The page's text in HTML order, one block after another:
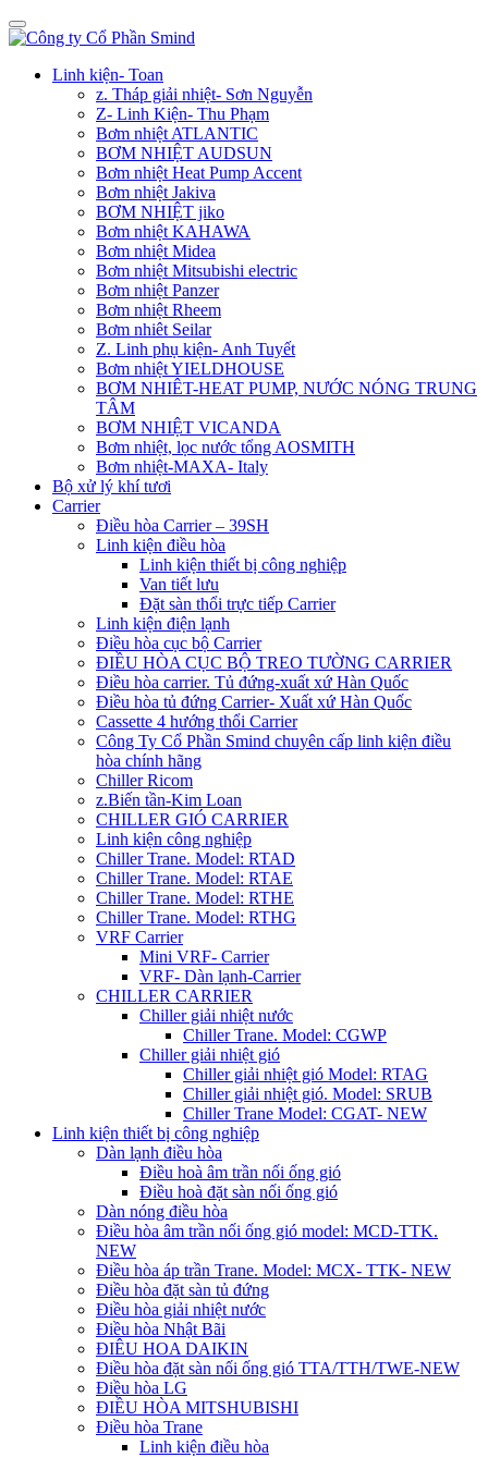
Linh kiện- Toan
z. Tháp giải nhiệt- Sơn Nguyễn
Z- Linh Kiện- Thu Phạm
Bơm nhiệt ATLANTIC
BƠM NHIỆT AUDSUN
Bơm nhiệt Heat Pump Accent
Bơm nhiệt Jakiva
BƠM NHIỆT jiko
Bơm nhiệt KAHAWA
Bơm nhiệt Midea
Bơm nhiệt Mitsubishi electric
Bơm nhiệt Panzer
Bơm nhiệt Rheem
Bơm nhiêt Seilar
Z. Linh phụ kiện- Anh Tuyết
Bơm nhiệt YIELDHOUSE
BƠM NHIÊT-HEAT PUMP, NƯỚC NÓNG TRUNG
TÂM
BƠM NHIỆT VICANDA
Bơm nhiệt, lọc nước tổng AOSMITH
Bơm nhiệt-MAXA- Italy
Bộ xử lý khí tươi
Carrier
Điều hòa Carrier – 39SH
Linh kiện điều hòa
Linh kiện thiết bị công nghiệp
Van tiết lưu
Đặt sàn thổi trực tiếp Carrier
Linh kiện điện lạnh
Điều hòa cục bộ Carrier
ĐIỀU HÒA CỤC BỘ TREO TƯỜNG CARRIER
Điều hòa carrier. Tủ đứng-xuất xứ Hàn Quốc
Điều hòa tủ đứng Carrier- Xuất xứ Hàn Quốc
Cassette 4 hướng thổi Carrier
Công Ty Cổ Phần Smind chuyên cấp linh kiện điều
hòa chính hãng
Chiller Ricom
z.Biến tần-Kim Loan
CHILLER GIÓ CARRIER
Linh kiện công nghiệp
Chiller Trane. Model: RTAD
Chiller Trane. Model: RTAE
Chiller Trane. Model: RTHE
Chiller Trane. Model: RTHG
VRF Carrier
Mini VRF- Carrier
VRF- Dàn lạnh-Carrier
CHILLER CARRIER
Chiller giải nhiệt nước
Chiller Trane. Model: CGWP
Chiller giải nhiệt gió
Chiller giải nhiệt gió Model: RTAG
Chiller giải nhiệt gió. Model: SRUB
Chiller Trane Model: CGAT- NEW
Linh kiện thiết bị công nghiệp
Dàn lạnh điều hòa
Điều hoà âm trần nối ống gió
Điều hoà đặt sàn nối ống gió
Dàn nóng điều hòa
Điều hòa âm trần nối ống gió model: MCD-TTK.
NEW
Điều hòa áp trần Trane. Model: MCX- TTK- NEW
Điều hòa đặt sàn tủ đứng
Điều hòa giải nhiệt nước
Điều hòa Nhật Bãi
ĐIÊU HOA DAIKIN
Điều hòa đặt sàn nối ống gió TTA/TTH/TWE-NEW
Điều hòa LG
ĐIỀU HÒA MITSHUBISHI
Điều hòa Trane
Linh kiện điều hòa